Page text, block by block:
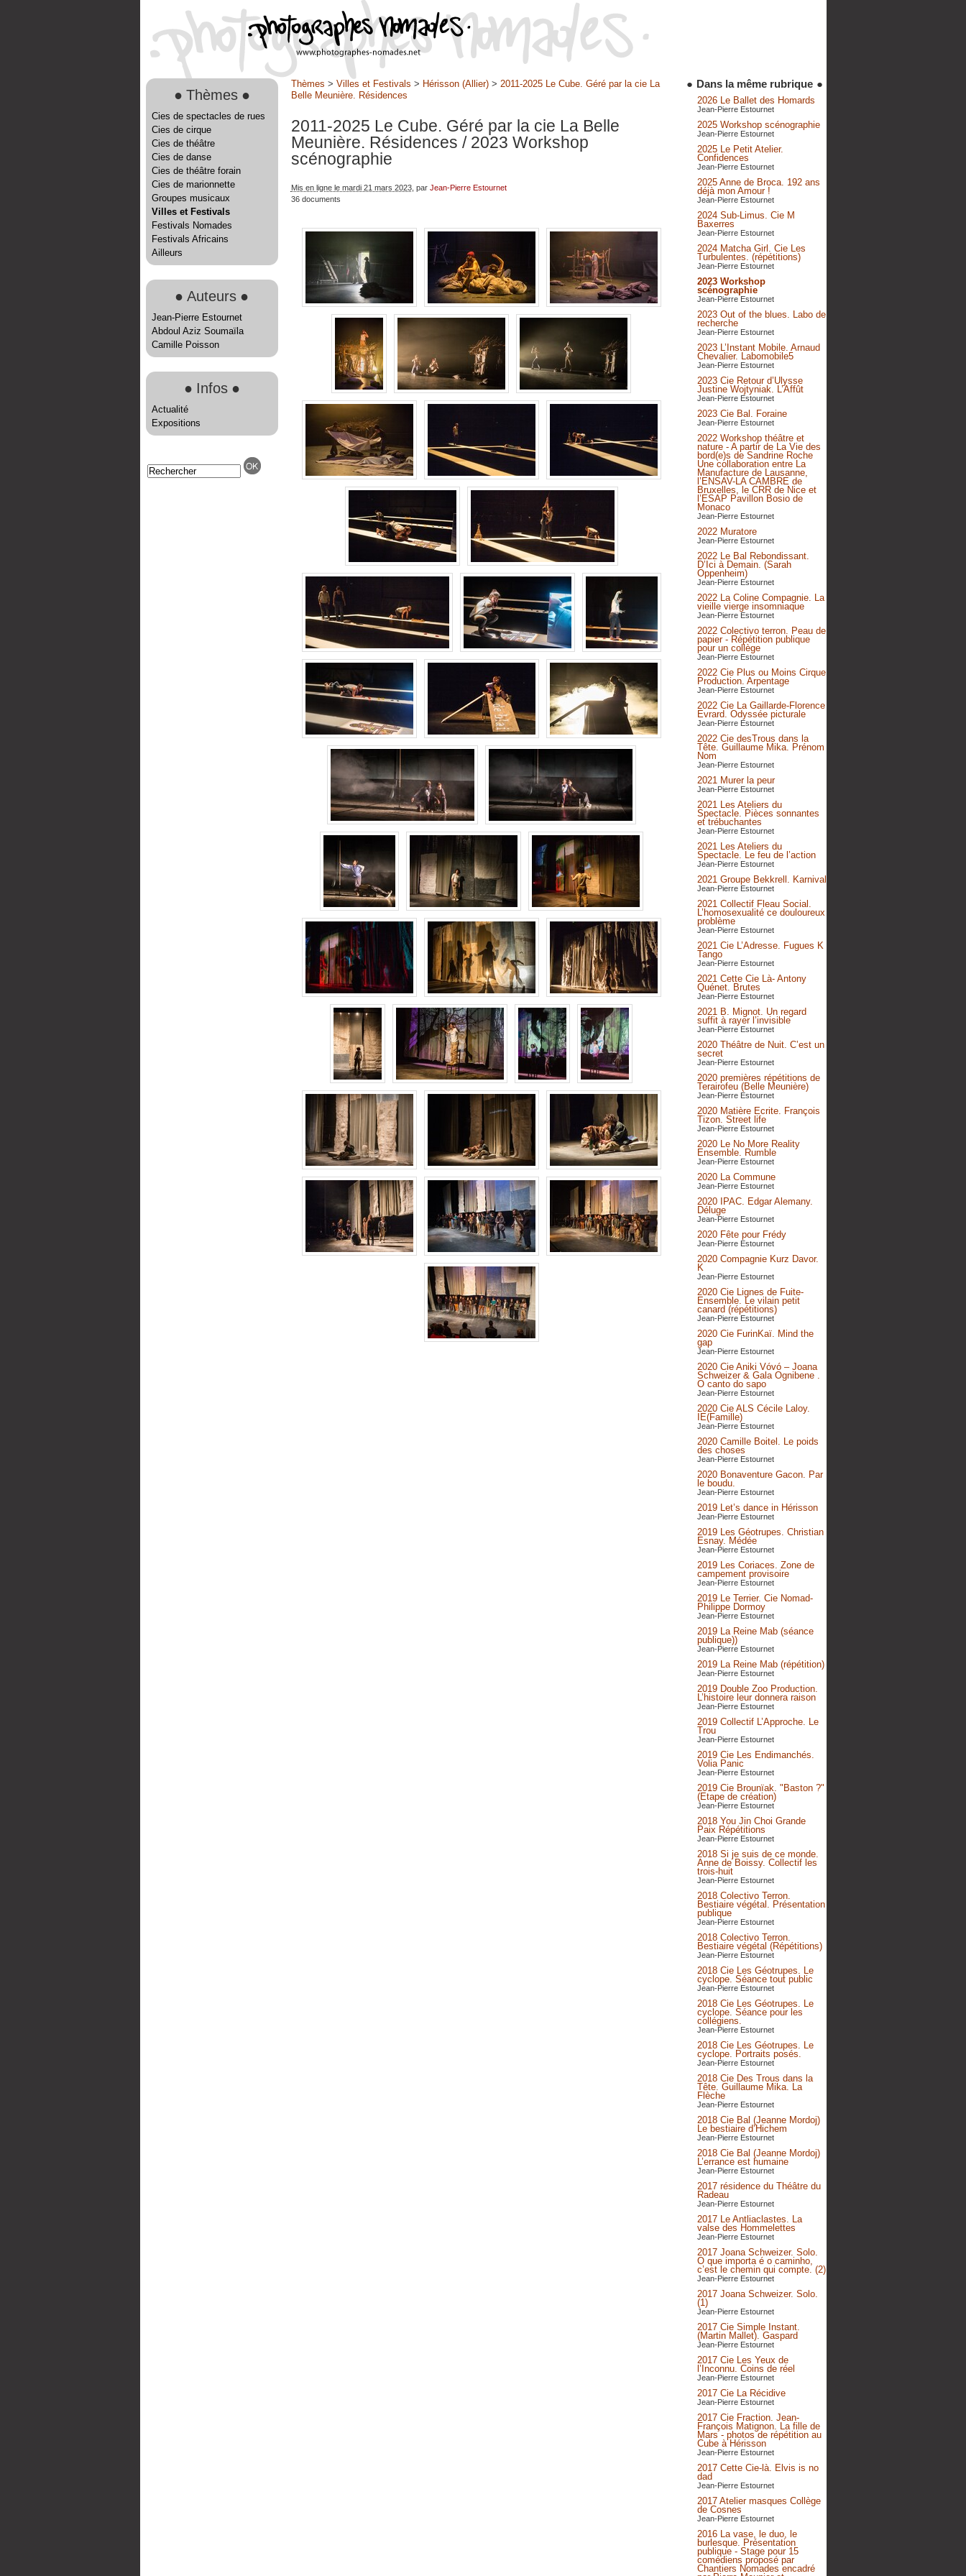
● Thèmes ●
Cies de spectacles de rues
Cies de cirque
Cies de théâtre
Cies de danse
Cies de théâtre forain
Cies de marionnette
Groupes musicaux
Villes et Festivals
Festivals Nomades
Festivals Africains
Ailleurs
● Auteurs ●
Jean-Pierre Estournet
Abdoul Aziz Soumaïla
Camille Poisson
● Infos ●
Actualité
Expositions
Thèmes > Villes et Festivals > Hérisson (Allier)> 2011-2025 Le Cube. Géré par la cie La
Belle Meunière. Résidences
2011-2025 Le Cube. Géré par la cie La Belle
Meunière. Résidences / 2023 Workshop
scénographie
Mis en ligne le mardi 21 mars 2023, par Jean-Pierre Estournet
36 documents
● Dans la même rubrique ●
2026 Le Ballet des Homards
Jean-Pierre Estournet
2025 Workshop scénographie
Jean-Pierre Estournet
2025 Le Petit Atelier.
Confidences
Jean-Pierre Estournet
2025 Anne de Broca. 192 ans
déjà mon Amour !
Jean-Pierre Estournet
2024 Sub-Limus. Cie M
Baxerres
Jean-Pierre Estournet
2024 Matcha Girl. Cie Les
Turbulentes. (répétitions)
Jean-Pierre Estournet
2023 Workshop
scénographie
Jean-Pierre Estournet
2023 Out of the blues. Labo de
recherche
Jean-Pierre Estournet
2023 L’Instant Mobile. Arnaud
Chevalier. Labomobile5
Jean-Pierre Estournet
2023 Cie Retour d’Ulysse
Justine Wojtyniak. L’Affût
Jean-Pierre Estournet
2023 Cie Bal. Foraine
Jean-Pierre Estournet
2022 Workshop théâtre et
nature - A partir de La Vie des
bord(e)s de Sandrine Roche
Une collaboration entre La
Manufacture de Lausanne,
l’ENSAV-LA CAMBRE de
Bruxelles, le CRR de Nice et
l’ESAP Pavillon Bosio de
Monaco
Jean-Pierre Estournet
2022 Muratore
Jean-Pierre Estournet
2022 Le Bal Rebondissant.
D’Ici à Demain. (Sarah
Oppenheim)
Jean-Pierre Estournet
2022 La Coline Compagnie. La
vieille vierge insomniaque
Jean-Pierre Estournet
2022 Colectivo terron. Peau de
papier - Répétition publique
pour un collège
Jean-Pierre Estournet
2022 Cie Plus ou Moins Cirque
Production. Arpentage
Jean-Pierre Estournet
2022 Cie La Gaillarde-Florence
Evrard. Odyssée picturale
Jean-Pierre Estournet
2022 Cie desTrous dans la
Tête. Guillaume Mika. Prénom
Nom
Jean-Pierre Estournet
2021 Murer la peur
Jean-Pierre Estournet
2021 Les Ateliers du
Spectacle. Pièces sonnantes
et trébuchantes
Jean-Pierre Estournet
2021 Les Ateliers du
Spectacle. Le feu de l’action
Jean-Pierre Estournet
2021 Groupe Bekkrell. Karnival
Jean-Pierre Estournet
2021 Collectif Fleau Social.
L’homosexualité ce douloureux
problème
Jean-Pierre Estournet
2021 Cie L’Adresse. Fugues K
Tango
Jean-Pierre Estournet
2021 Cette Cie Là- Antony
Quénet. Brutes
Jean-Pierre Estournet
2021 B. Mignot. Un regard
suffit à rayer l’invisible
Jean-Pierre Estournet
2020 Théâtre de Nuit. C’est un
secret
Jean-Pierre Estournet
2020 premières répétitions de
Terairofeu (Belle Meunière)
Jean-Pierre Estournet
2020 Matière Ecrite. François
Tizon. Street life
Jean-Pierre Estournet
2020 Le No More Reality
Ensemble. Rumble
Jean-Pierre Estournet
2020 La Commune
Jean-Pierre Estournet
2020 IPAC. Edgar Alemany.
Déluge
Jean-Pierre Estournet
2020 Fête pour Frédy
Jean-Pierre Estournet
2020 Compagnie Kurz Davor.
K
Jean-Pierre Estournet
2020 Cie Lignes de Fuite-
Ensemble. Le vilain petit
canard (répétitions)
Jean-Pierre Estournet
2020 Cie FurinKaï. Mind the
gap
Jean-Pierre Estournet
2020 Cie Aniki Vóvó – Joana
Schweizer & Gala Ognibene .
O canto do sapo
Jean-Pierre Estournet
2020 Cie ALS Cécile Laloy.
IE(Famille)
Jean-Pierre Estournet
2020 Camille Boitel. Le poids
des choses
Jean-Pierre Estournet
2020 Bonaventure Gacon. Par
le boudu.
Jean-Pierre Estournet
2019 Let’s dance in Hérisson
Jean-Pierre Estournet
2019 Les Géotrupes. Christian
Esnay. Médée
Jean-Pierre Estournet
2019 Les Coriaces. Zone de
campement provisoire
Jean-Pierre Estournet
2019 Le Terrier. Cie Nomad-
Philippe Dormoy
Jean-Pierre Estournet
2019 La Reine Mab (séance
publique))
Jean-Pierre Estournet
2019 La Reine Mab (répétition)
Jean-Pierre Estournet
2019 Double Zoo Production.
L’histoire leur donnera raison
Jean-Pierre Estournet
2019 Collectif L’Approche. Le
Trou
Jean-Pierre Estournet
2019 Cie Les Endimanchés.
Volia Panic
Jean-Pierre Estournet
2019 Cie Brounïak. "Baston ?"
(Etape de création)
Jean-Pierre Estournet
2018 You Jin Choi Grande
Paix Répétitions
Jean-Pierre Estournet
2018 Si je suis de ce monde.
Anne de Boissy. Collectif les
trois-huit
Jean-Pierre Estournet
2018 Colectivo Terron.
Bestiaire végétal. Présentation
publique
Jean-Pierre Estournet
2018 Colectivo Terron.
Bestiaire végétal (Répétitions)
Jean-Pierre Estournet
2018 Cie Les Géotrupes. Le
cyclope. Séance tout public
Jean-Pierre Estournet
2018 Cie Les Géotrupes. Le
cyclope. Séance pour les
collégiens.
Jean-Pierre Estournet
2018 Cie Les Géotrupes. Le
cyclope. Portraits posés.
Jean-Pierre Estournet
2018 Cie Des Trous dans la
Tête. Guillaume Mika. La
Flèche
Jean-Pierre Estournet
2018 Cie Bal (Jeanne Mordoj)
Le bestiaire d’Hichem
Jean-Pierre Estournet
2018 Cie Bal (Jeanne Mordoj)
L’errance est humaine
Jean-Pierre Estournet
2017 résidence du Théâtre du
Radeau
Jean-Pierre Estournet
2017 Le Antliaclastes. La
valse des Hommelettes
Jean-Pierre Estournet
2017 Joana Schweizer. Solo.
O que importa é o caminho,
c’est le chemin qui compte. (2)
Jean-Pierre Estournet
2017 Joana Schweizer. Solo.
(1)
Jean-Pierre Estournet
2017 Cie Simple Instant.
(Martin Mallet). Gaspard
Jean-Pierre Estournet
2017 Cie Les Yeux de
l’Inconnu. Coins de réel
Jean-Pierre Estournet
2017 Cie La Récidive
Jean-Pierre Estournet
2017 Cie Fraction. Jean-
François Matignon. La fille de
Mars - photos de répétition au
Cube à Hérisson
Jean-Pierre Estournet
2017 Cette Cie-là. Elvis is no
dad
Jean-Pierre Estournet
2017 Atelier masques Collège
de Cosnes
Jean-Pierre Estournet
2016 La vase, le duo, le
burlesque. Présentation
publique - Stage pour 15
comédiens proposé par
Chantiers Nomades encadré